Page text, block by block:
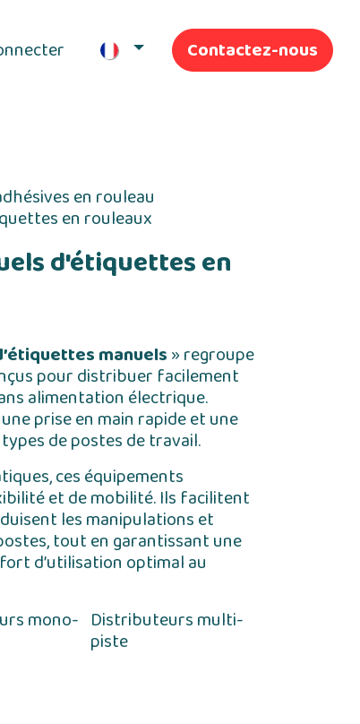
Contactez-nous
en rouleau
en rouleaux
d'étiquettes en
manuels» regroupe
pour distribuer facilement
alimentation électrique.
prise en main rapide et une
de postes de travail.
ces équipements
et de mobilité. Ils facilitent
les manipulations et
tout en garantissant une
d’utilisation optimal au
mono- Distributeurs multi-
piste